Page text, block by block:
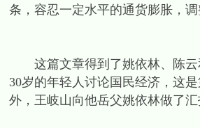
条，容忍一定水平的通货膨胀，
这篇文章得到了姚依林、陈云
30岁的年轻人讨论国民经济，这
外，王岐山向他岳父姚依林做了